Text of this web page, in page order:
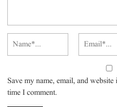
Save my name, email, and
time I comment.